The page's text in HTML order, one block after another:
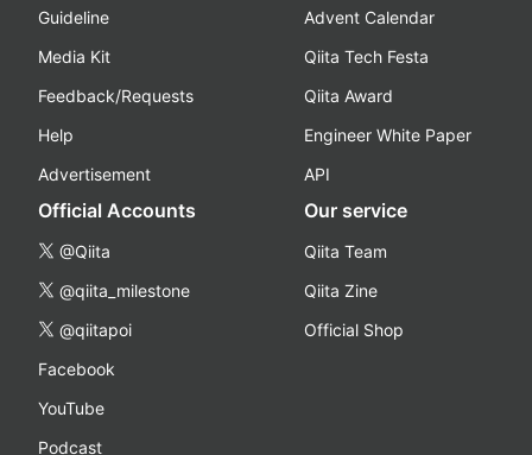
Guideline
Media Kit
Feedback/Requests
Help
Advertisement
Advent Calendar
Qiita Tech Festa
Qiita Award
Engineer White Paper
API
Official Accounts
@Qiita
@qiita_milestone
@qiitapoi
Facebook
YouTube
Podcast
Our service
Qiita Team
Qiita Zine
Official Shop